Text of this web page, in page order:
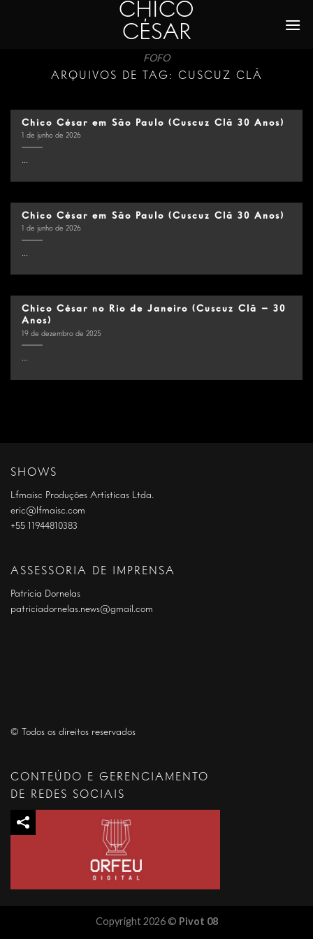
CHICO
CÉSAR
FOFO
ARQUIVOS DE TAG: CUSCUZ CLÃ
Chico César em São Paulo (Cuscuz Clã 30 Anos)
1 de junho de 2026
...
Chico César em São Paulo (Cuscuz Clã 30 Anos)
1 de junho de 2026
...
Chico César no Rio de Janeiro (Cuscuz Clã – 30
Anos)
19 de dezembro de 2025
...
SHOWS
Lfmaisc Produções Artísticas Ltda.
eric@lfmaisc.com
+55 11944810383
ASSESSORIA DE IMPRENSA
Patrícia Dornelas
patriciadornelas.news@gmail.com
© Todos os direitos reservados
CONTEÚDO E GERENCIAMENTO
DE REDES SOCIAIS
Copyright 2026 © Pivot 08